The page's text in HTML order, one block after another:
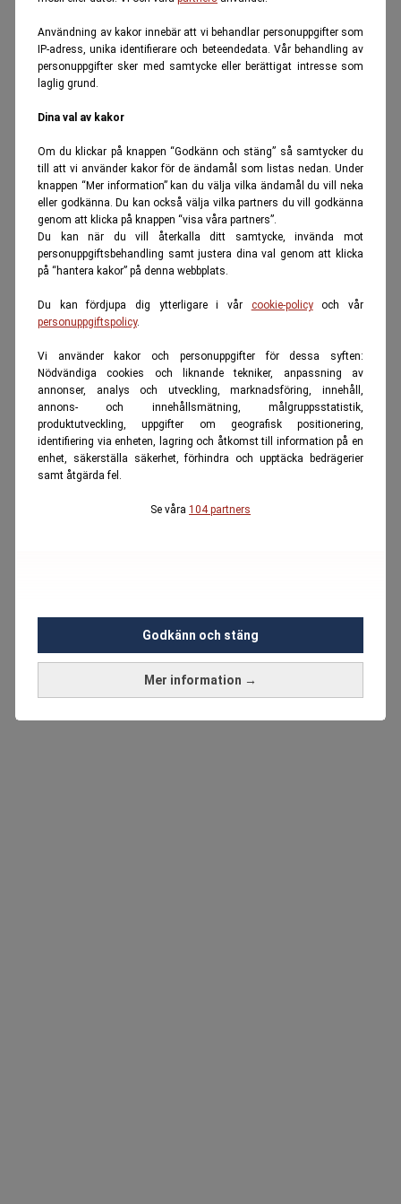
Användning av kakor innebär att vi behandlar personuppgifter som
IP-adress, unika identifierare och beteendedata. Vår behandling av
personuppgifter sker med samtycke eller berättigat intresse som
laglig grund.
Dina val av kakor
Om du klickar på knappen “Godkänn och stäng” så samtycker du
till att vi använder kakor för de ändamål som listas nedan. Under
knappen “Mer information” kan du välja vilka ändamål du vill neka
eller godkänna. Du kan också välja vilka partners du vill godkänna
genom att klicka på knappen “visa våra partners”.
Du kan när du vill återkalla ditt samtycke, invända mot
personuppgiftsbehandling samt justera dina val genom att klicka
på “hantera kakor” på denna webbplats.
Du kan fördjupa dig ytterligare i vår cookie-policyoch vår
personuppgiftspolicy.
Vi använder kakor och personuppgifter för dessa syften:
Nödvändiga cookies och liknande tekniker, anpassning av
annonser, analys och utveckling, marknadsföring, innehåll,
annons- och innehållsmätning, målgruppsstatistik,
produktutveckling, uppgifter om geografisk positionering,
identifiering via enheten, lagring och åtkomst till information på en
enhet, säkerställa säkerhet, förhindra och upptäcka bedrägerier
samt åtgärda fel.
Se våra 104 partners
Mer information →
Godkänn och stäng